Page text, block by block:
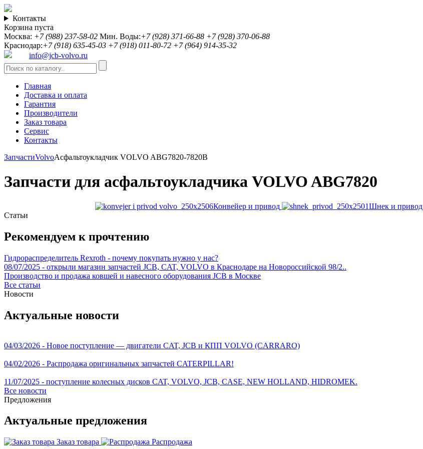
Контакты
Корзина пуста
Москва: +7 (988) 237-58-02 Мин. Воды:+7 (928) 371-66-88 +7 (928) 370-06-88
Краснодар:+7 (918) 635-45-03 +7 (918) 011-80-72 +7 (964) 914-35-32
info@jcb-volvo.ru
Главная
Доставка и оплата
Гарантия
Производители
Заказ товара
Сервис
Контакты
ЗапчастиVolvoАсфальтоукладчик VOLVO ABG7820-7820B
Запчасти для асфальтоукладчика VOLVO ABG7820
Конвейер и привод Шнек и привод
Статьи
Рекомендуем к прочтению
Гидрораспределитель Rexroth - почему покупать нужно у нас?
08/07/2025 - открыли магазин запчастей JCB, CAT, VOLVO в Краснодаре на Новороссийской 98/2..
Производство и продажа ковшей и навесного оборудования JCB в Москве
Все статьи
Новости
Актуальные новости
04/03/2026 - Новое поступление — двигатели CAT, JCB и КПП VOLVO (CARRARO)
04/02/2026 - Распродажа оригинальных запчастей CATERPILLAR!
11/07/2025 - поступление колесных дисков CAT, VOLVO, JCB, CASE, NEW HOLLAND, HIDROMEK.
Все новости
Предложения
Актуальные предложения
Заказ товара Распродажа